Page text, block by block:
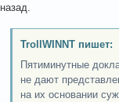
назад.
TrollWINNT пишет:
Пятиминутные
не дают
на их основании